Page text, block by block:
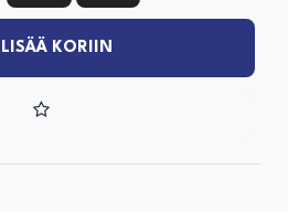
LISÄÄ KORIIN